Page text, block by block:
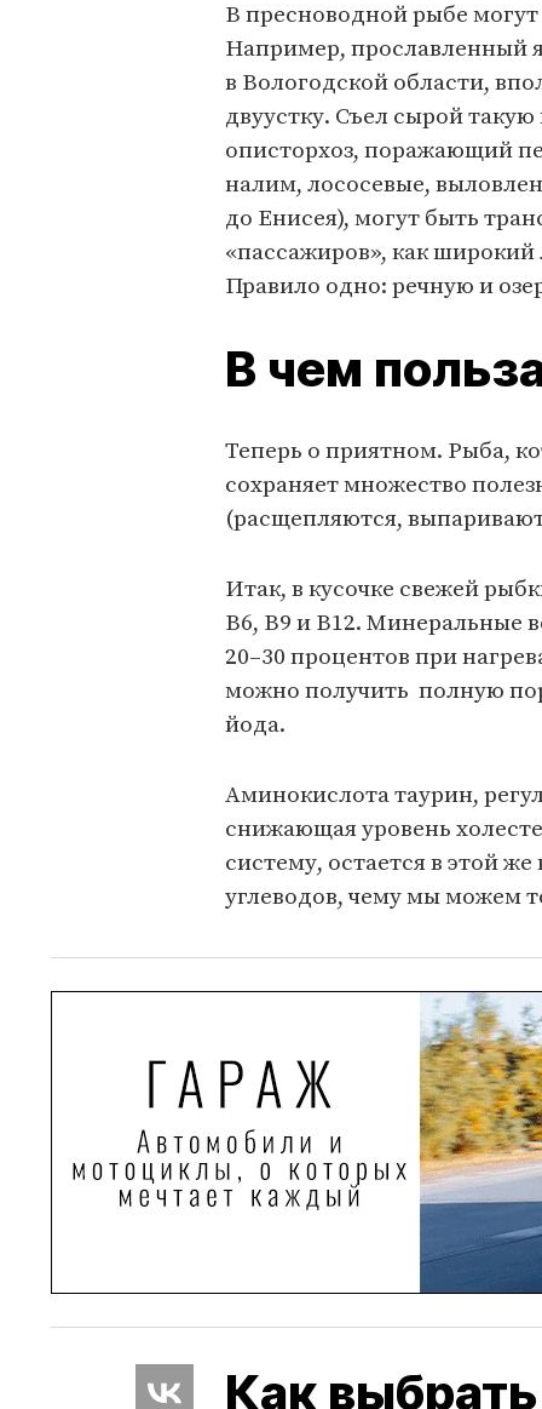
В пресноводной рыбе
Например, прославленный
в Вологодской области,
двуустку. Съел сырой
описторхоз, поражающий
налим, лососевые,
до Енисея), могут быть
«пассажиров», как
Правило одно: речную и
В чем
Теперь о приятном. Рыба,
сохраняет множество
(расщепляются,
Итак, в кусочке свежей
B6, B9 и B12. Минеральные
20–30 процентов при
можно получить полную
йода.
Аминокислота таурин,
снижающая уровень
систему, остается в этой
углеводов, чему мы можем
Как выбрать